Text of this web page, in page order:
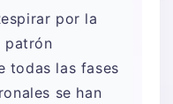
por la
patrón
todas las fases
se han